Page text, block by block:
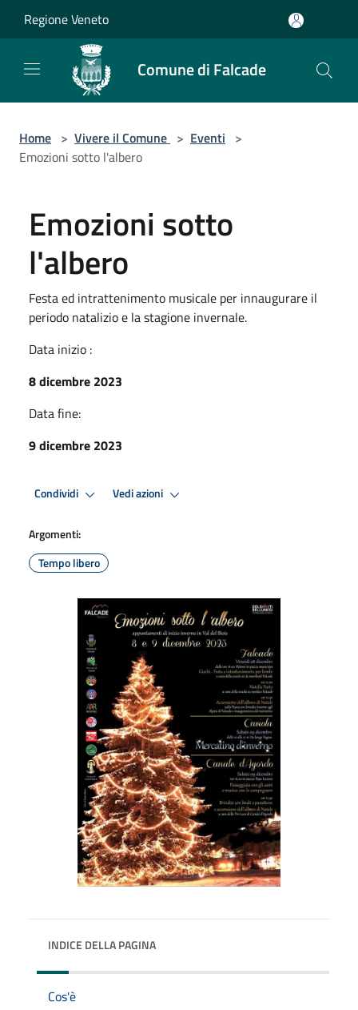
Regione Veneto
Comune di Falcade
Home > Vivere il Comune > Eventi >
Emozioni sotto l'albero
Emozioni sotto
l'albero
Festa ed intrattenimento musicale per innaugurare il
periodo natalizio e la stagione invernale.
Data inizio :
8 dicembre 2023
Data fine:
9 dicembre 2023
Condividi Vedi azioni
Argomenti:
Tempo libero
INDICE DELLA PAGINA
Cos'è